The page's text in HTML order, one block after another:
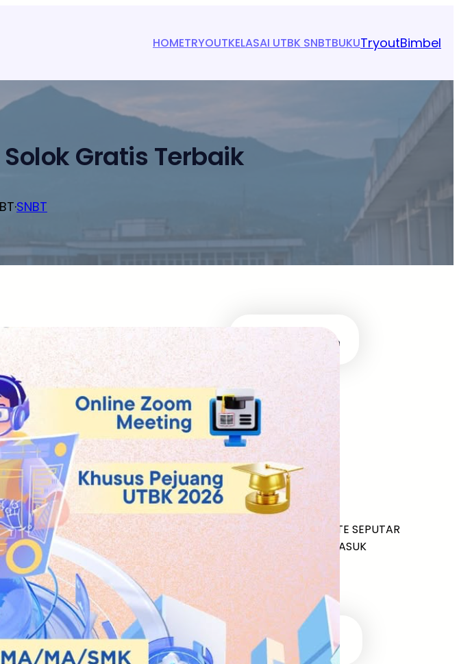
HOMETRYOUTKELASAI UTBK SNBTBUKUTryoutBimbel
Solok Gratis Terbaik
·SNBT
Masuk Univ Impian
UTBK SNBT
MEDIA INFOMRASI TERUPDATE SEPUTAR
KAMPUS DAN UJIAN MASUK
RECENT POSTS